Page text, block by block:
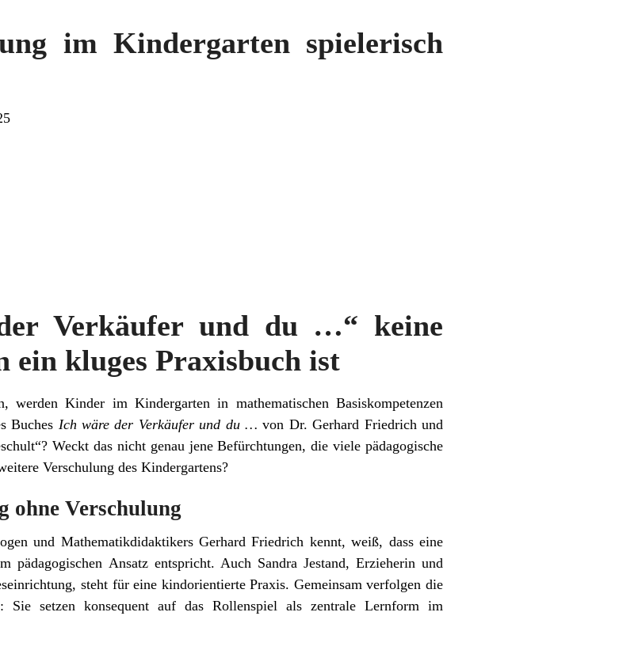
im Kindergarten spielerisch
Verkäufer und du …“ keine
ein kluges Praxisbuch ist
Kinder im Kindergarten in mathematischen Basiskompetenzen
Buches Ich wäre der Verkäufer und du … von Dr. Gerhard Friedrich und
Weckt das nicht genau jene Befürchtungen, die viele pädagogische
Verschulung des Kindergartens?
ohne Verschulung
und Mathematikdidaktikers Gerhard Friedrich kennt, weiß, dass eine
pädagogischen Ansatz entspricht. Auch Sandra Jestand, Erzieherin und
steht für eine kindorientierte Praxis. Gemeinsam verfolgen die
setzen konsequent auf das Rollenspiel als zentrale Lernform im